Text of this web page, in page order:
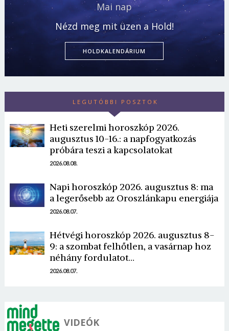
Mai nap
Nézd meg mit üzen a Hold!
HOLDKALENDÁRIUM
LEGUTÓBBI POSZTOK
Heti szerelmi horoszkóp 2026.
augusztus 10-16.: a napfogyatkozás
próbára teszi a kapcsolatokat
2026.08.08.
Napi horoszkóp 2026. augusztus 8: ma
a legerősebb az Oroszlánkapu energiája
2026.08.07.
Hétvégi horoszkóp 2026. augusztus 8-
9: a szombat felhőtlen, a vasárnap hoz
néhány fordulatot…
2026.08.07.
VIDEÓK